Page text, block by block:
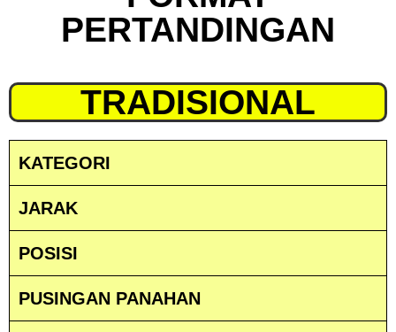
PERTANDINGAN
TRADISIONAL
KATEGORI
JARAK
POSISI
PUSINGAN PANAHAN